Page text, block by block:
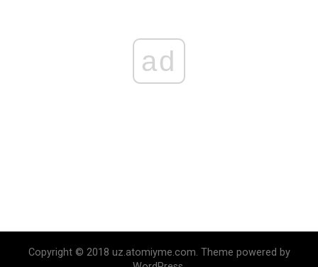
ad
Copyright © 2018 uz.atomiyme.com. Theme powered by